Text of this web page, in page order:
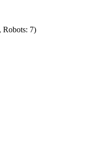
Robots: 7)